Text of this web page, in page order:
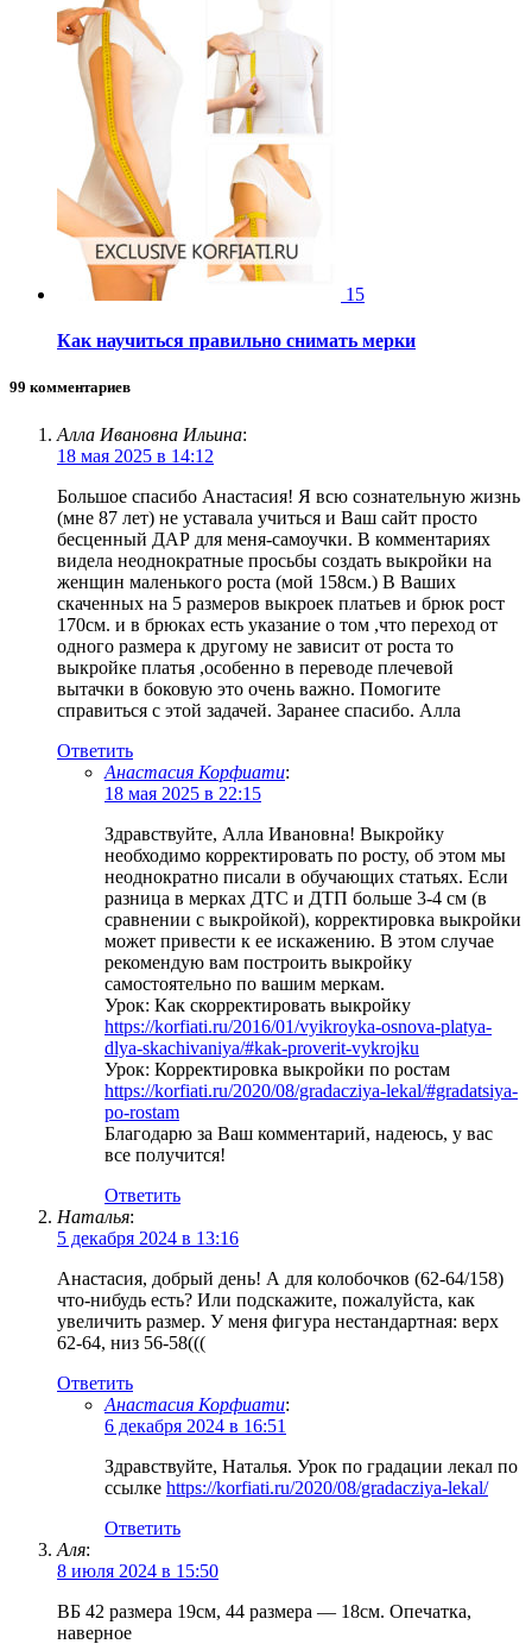
15
Как научиться правильно снимать мерки
99 комментариев
Алла Ивановна Ильина:
18 мая 2025 в 14:12
Большое спасибо Анастасия! Я всю сознательную жизнь
(мне 87 лет) не уставала учиться и Ваш сайт просто
бесценный ДАР для меня-самоучки. В комментариях
видела неоднократные просьбы создать выкройки на
женщин маленького роста (мой 158см.) В Ваших
скаченных на 5 размеров выкроек платьев и брюк рост
170см. и в брюках есть указание о том ,что переход от
одного размера к другому не зависит от роста то
выкройке платья ,особенно в переводе плечевой
вытачки в боковую это очень важно. Помогите
справиться с этой задачей. Заранее спасибо. Алла
Ответить
Анастасия Корфиати:
18 мая 2025 в 22:15
Здравствуйте, Алла Ивановна! Выкройку
необходимо корректировать по росту, об этом мы
неоднократно писали в обучающих статьях. Если
разница в мерках ДТС и ДТП больше 3-4 см (в
сравнении с выкройкой), корректировка выкройки
может привести к ее искажению. В этом случае
рекомендую вам построить выкройку
самостоятельно по вашим меркам.
Урок: Как скорректировать выкройку
https://korfiati.ru/2016/01/vyikroyka-osnova-platya-
dlya-skachivaniya/#kak-proverit-vykrojku
Урок: Корректировка выкройки по ростам
https://korfiati.ru/2020/08/gradacziya-lekal/#gradatsiya-
po-rostam
Благодарю за Ваш комментарий, надеюсь, у вас
все получится!
Ответить
Наталья:
5 декабря 2024 в 13:16
Анастасия, добрый день! А для колобочков (62-64/158)
что-нибудь есть? Или подскажите, пожалуйста, как
увеличить размер. У меня фигура нестандартная: верх
62-64, низ 56-58(((
Ответить
Анастасия Корфиати:
6 декабря 2024 в 16:51
Здравствуйте, Наталья. Урок по градации лекал по
ссылке https://korfiati.ru/2020/08/gradacziya-lekal/
Ответить
Аля:
8 июля 2024 в 15:50
ВБ 42 размера 19см, 44 размера — 18см. Опечатка,
наверное